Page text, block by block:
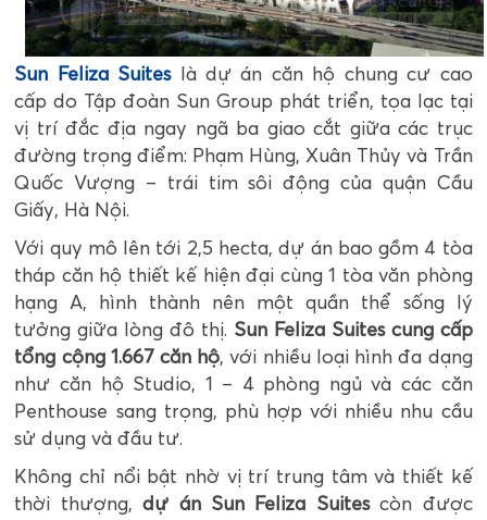
Sun Feliza Suiteslà dự án căn hộ chung cư cao
cấp do Tập đoàn Sun Group phát triển, tọa lạc tại
vị trí đắc địa ngay ngã ba giao cắt giữa các trục
đường trọng điểm: Phạm Hùng, Xuân Thủy và Trần
Quốc Vượng – trái tim sôi động của quận Cầu
Giấy, Hà Nội.
Với quy mô lên tới 2,5 hecta, dự án bao gồm 4 tòa
tháp căn hộ thiết kế hiện đại cùng 1 tòa văn phòng
hạng A, hình thành nên một quần thể sống lý
tưởng giữa lòng đô thị. Sun Feliza Suites cung cấp
tổng cộng 1.667 căn hộ, với nhiều loại hình đa dạng
như căn hộ Studio, 1 – 4 phòng ngủ và các căn
Penthouse sang trọng, phù hợp với nhiều nhu cầu
sử dụng và đầu tư.
Không chỉ nổi bật nhờ vị trí trung tâm và thiết kế
thời thượng,dự án Sun Feliza Suitescòn được